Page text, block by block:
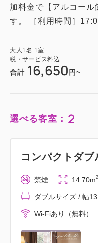
加料金で【アルコール
す。 ［利用時間］
大人 1名 1室
税・サービス料込
合計 16,650 円~
選べる客室： 2
コンパクトダブ
禁煙 14.70m2
ダブルサイズ / 幅
Wi-Fiあり（無料）